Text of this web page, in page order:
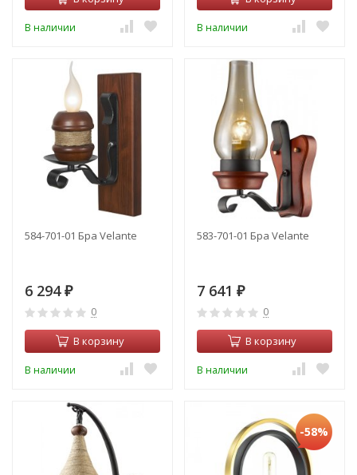
В наличии В наличии
584-701-01 Бра Velante
6 294 ₽
0
В корзину
В наличии
583-701-01 Бра Velante
7 641 ₽
0
В корзину
В наличии
-58%